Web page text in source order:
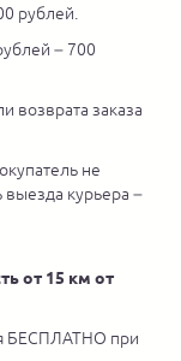
рублей.
– 700
возврата заказа
не
выезда курьера –
от 15 км от
БЕСПЛАТНО при